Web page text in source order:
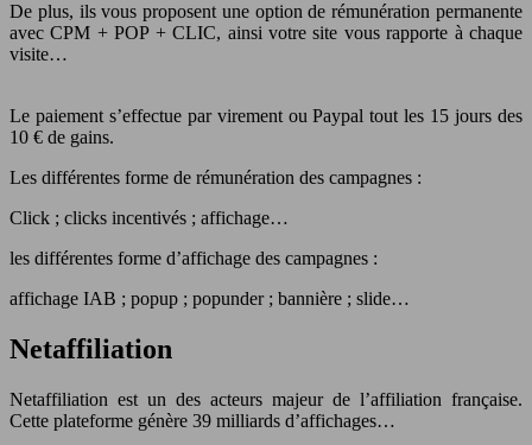
De plus, ils vous proposent une option de rémunération permanente
avec CPM + POP + CLIC, ainsi votre site vous rapporte à chaque
visite…
Le paiement s’effectue par virement ou Paypal tout les 15 jours des
10 € de gains.
Les différentes forme de rémunération des campagnes :
Click ; clicks incentivés ; affichage…
les différentes forme d’affichage des campagnes :
affichage IAB ; popup ; popunder ; bannière ; slide…
Netaffiliation
Netaffiliation est un des acteurs majeur de l’affiliation française.
Cette plateforme génère 39 milliards d’affichages…